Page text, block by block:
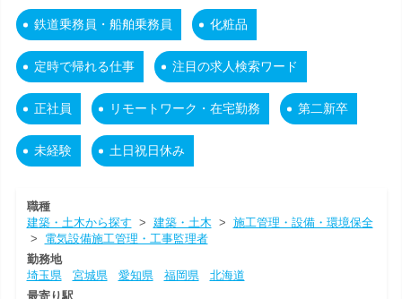
鉄道乗務員・船舶乗務員 化粧品
定時で帰れる仕事 注目の求人検索ワード
正社員 リモートワーク・在宅勤務 第二新卒
未経験 土日祝日休み
職種
建築・土木から探す > 建築・土木 > 施工管理・設備・環境保全
> 電気設備施工管理・工事監理者
勤務地
埼玉県
宮城県 愛知県 福岡県
北海道
最寄り駅